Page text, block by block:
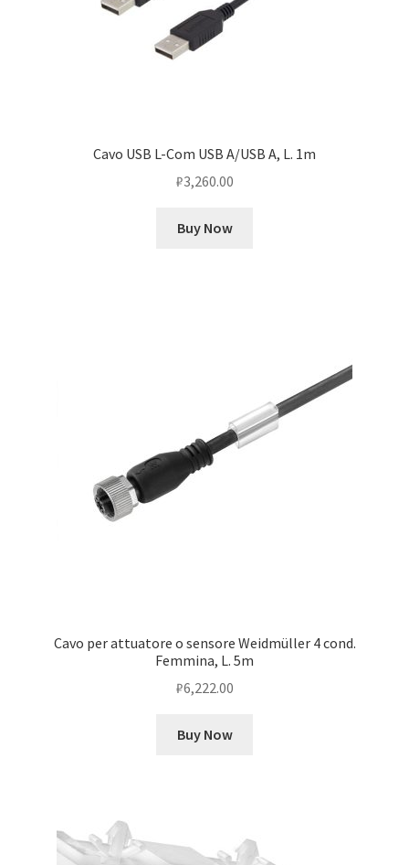
Cavo USB L-Com USB A/USB A, L. 1m
₽3,260.00
Buy Now
Cavo per attuatore o sensore Weidmüller 4 cond.
Femmina, L. 5m
₽6,222.00
Buy Now